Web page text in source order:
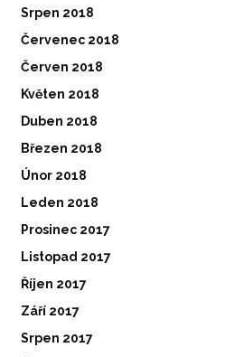
Srpen 2018
Červenec 2018
Červen 2018
Květen 2018
Duben 2018
Březen 2018
Únor 2018
Leden 2018
Prosinec 2017
Listopad 2017
Říjen 2017
Září 2017
Srpen 2017